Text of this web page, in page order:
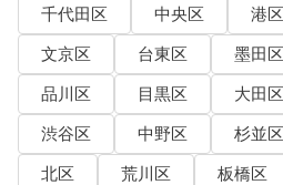
千代田区 中央区 港区
文京区
台東区 墨田区
品川区
目黒区 大田区
渋谷区
中野区 杉並区
北区
荒川区 板橋区